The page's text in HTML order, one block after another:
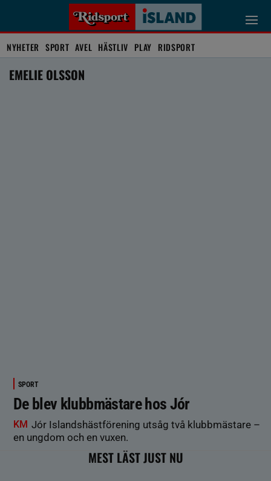
NYHETER SPORT AVEL HÄSTLIV PLAY RIDSPORT
EMELIE OLSSON
SPORT
De blev klubbmästare hos Jór
KM Jór Islandshästförening utsåg två klubbmästare –
en ungdom och en vuxen.
MEST LÄST JUST NU